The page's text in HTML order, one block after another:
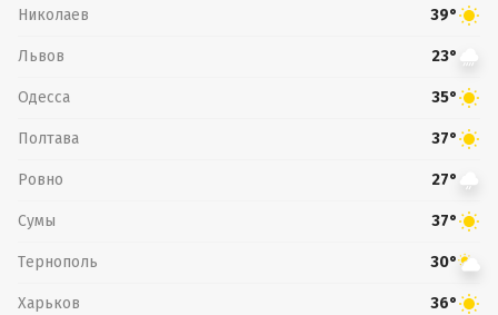
Николаев 39°
Львов 23°
Одесса 35°
Полтава 37°
Ровно 27°
Сумы 37°
Тернополь 30°
Харьков 36°